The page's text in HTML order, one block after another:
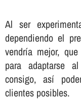
Al ser
dependiendo el
vendrí­a mejor,
para adaptarse
consigo, así­
clientes posibles.